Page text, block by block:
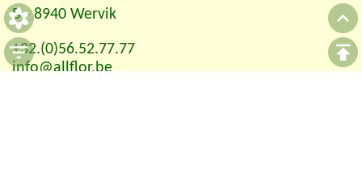
B - 8940 Wervik
+32.(0)56.52.77.77
info@allflor.be